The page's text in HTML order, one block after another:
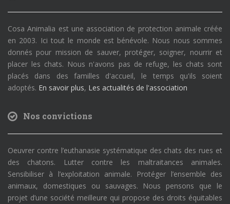
Cosa Animalia est une association de protection animale créée
en 2003. Ici tout le monde est bénévole. Nous nous sommes
donnés pour mission de sauver, protéger, soigner, nourrir et
placer les chats. Nous n'avons pas de refuge, les chats sont
placés dans des familles d'accueil, le temps qu'ils soient
adoptés. En savoir plus, Les actualités de l'association
Nos convictions
Oeuvrer contre l’euthanasie systématique des chats des rues et
des chatons. Lutter contre les maltraitances animales.
Sensibiliser à l’exploitation animale. Protéger l’ensemble des
animaux, domestiques ou sauvages. Nous pensons que le
projet d’une société meilleure qui propose des droits équitables